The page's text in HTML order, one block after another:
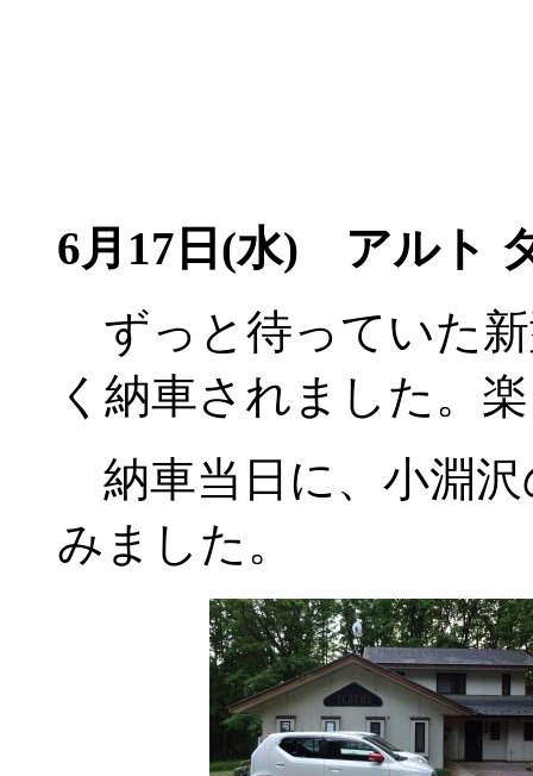
6月17日(水) アルト
ずっと待っていた
く納車されました。
納車当日に、小淵沢
みました。